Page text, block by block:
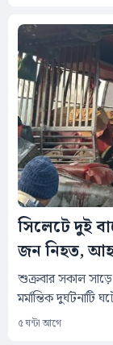
সিলেটে দুই
জন নিহত,
শুক্রবার সকাল
মর্মান্তিক দুর্ঘটনাটি
৫ ঘন্টা আগে